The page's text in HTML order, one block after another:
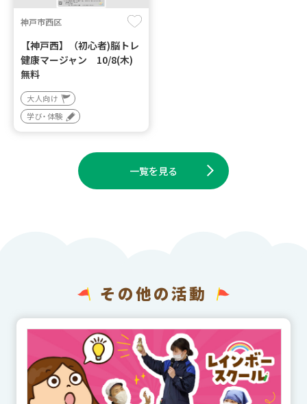
神戸市西区
【神戸西】（初心者)脳トレ
健康マージャン 10/8(木)
無料
大人向け
学び・体験
一覧を見る
その他の活動